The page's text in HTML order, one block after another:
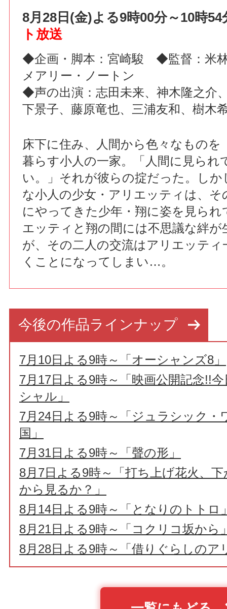
8月28日(金)よる9時00分～10時
ト放送
◆企画・脚本：宮崎駿 ◆監督：米
メアリー・ノートン
◆声の出演：志田未来、神木隆之介
下景子、藤原竜也、三浦友和、樹木
床下に住み、人間から色々なものを
暮らす小人の一家。「人間に見られ
い。」それが彼らの掟だった。しか
な小人の少女・アリエッティは、そ
にやってきた少年・翔に姿を見ら
エッティと翔の間には不思議な絆が
が、その二人の交流はアリエッティ
くことになってしまい…。
今後の作品ラインナップ
7月10日よる9時～「オーシャンズ8」
7月17日よる9時～「映画公開記念!!
シャル」
7月24日よる9時～「ジュラシック・
国」
7月31日よる9時～「聲の形」
8月7日よる9時～「打ち上げ花火、
から見るか？」
8月14日よる9時～「となりのトトロ
8月21日よる9時～「コクリコ坂から
8月28日よる9時～「借りぐらしのア